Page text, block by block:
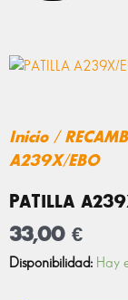
Inicio/
A239X/EBO
PATILLA
33,00 €
Disponibilidad: Hay
PATILLA